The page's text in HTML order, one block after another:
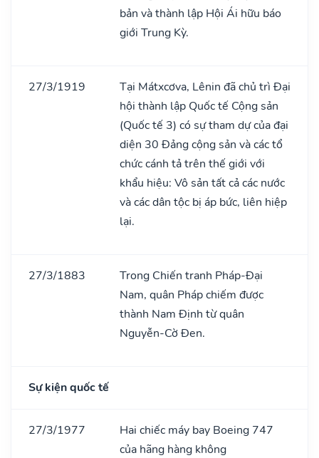
bản và thành lập Hội Ái hữu báo
giới Trung Kỳ.
27/3/1919
Tại Mátxcơva, Lênin đã chủ trì Đại
hội thành lập Quốc tế Cộng sản
(Quốc tế 3) có sự tham dự của đại
diện 30 Đảng cộng sản và các tổ
chức cánh tả trên thế giới với
khẩu hiệu: Vô sản tất cả các nước
và các dân tộc bị áp bức, liên hiệp
lại.
27/3/1883
Trong Chiến tranh Pháp-Đại
Nam, quân Pháp chiếm được
thành Nam Định từ quân
Nguyễn-Cờ Đen.
Sự kiện quốc tế
27/3/1977
Hai chiếc máy bay Boeing 747
của hãng hàng không